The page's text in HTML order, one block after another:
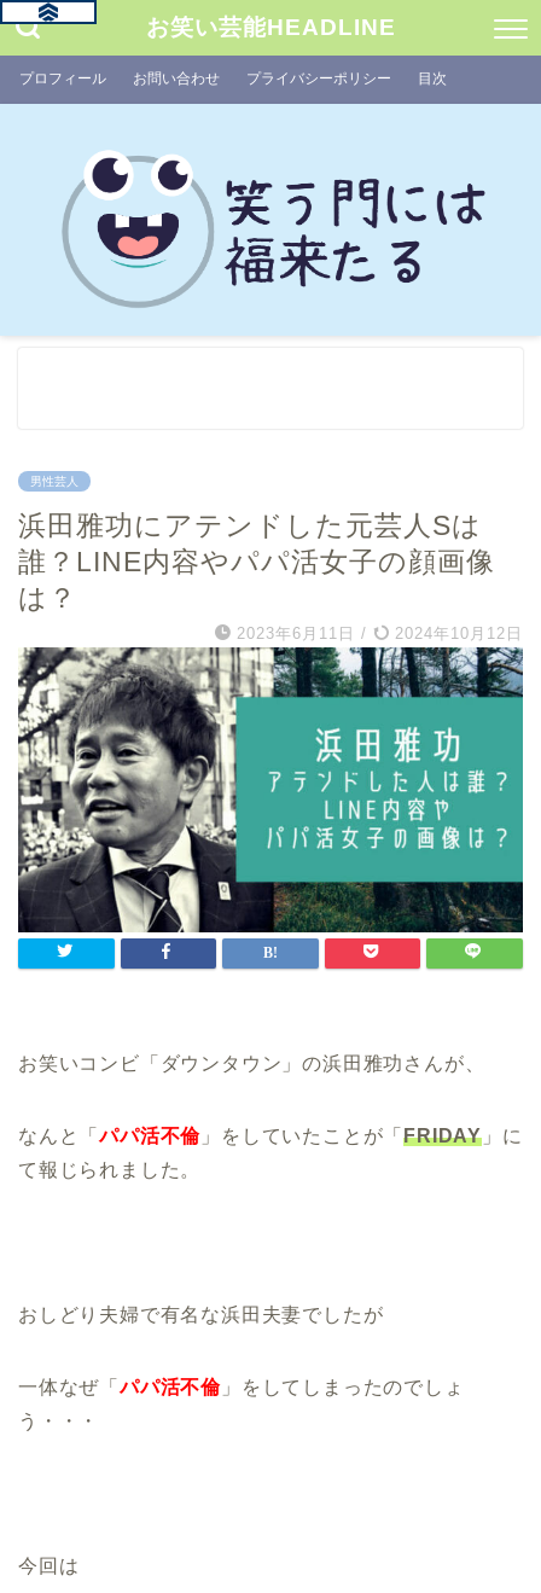
お笑い芸能HEADLINE
プロフィール お問い合わせ プライバシーポリシー 目次
男性芸人
浜田雅功にアテンドした元芸人Sは
誰？LINE内容やパパ活女子の顔画像
は？
2023年6月11日 / 2024年10月12日
お笑いコンビ「ダウンタウン」の浜田雅功さんが、
なんと「パパ活不倫 」をしていたことが「FRIDAY 」に
て報じられました。
おしどり夫婦で有名な浜田夫妻でしたが
一体なぜ「パパ活不倫 」をしてしまったのでしょ
う・・・
今回は